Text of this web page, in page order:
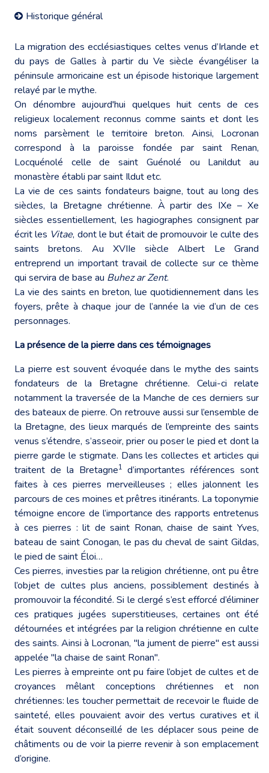
Historique général
La migration des ecclésiastiques celtes venus d’Irlande et
du pays de Galles à partir du Ve siècle évangéliser la
péninsule armoricaine est un épisode historique largement
relayé par le mythe.
On dénombre aujourd'hui quelques huit cents de ces
religieux localement reconnus comme saints et dont les
noms parsèment le territoire breton. Ainsi, Locronan
correspond à la paroisse fondée par saint Renan,
Locquénolé celle de saint Guénolé ou Lanildut au
monastère établi par saint Ildut etc.
La vie de ces saints fondateurs baigne, tout au long des
siècles, la Bretagne chrétienne. À partir des IXe – Xe
siècles essentiellement, les hagiographes consignent par
écrit les Vitae, dont le but était de promouvoir le culte des
saints bretons. Au XVIIe siècle Albert Le Grand
entreprend un important travail de collecte sur ce thème
qui servira de base au Buhez ar Zent.
La vie des saints en breton, lue quotidiennement dans les
foyers, prête à chaque jour de l’année la vie d’un de ces
personnages.
La présence de la pierre dans ces témoignages
La pierre est souvent évoquée dans le mythe des saints
fondateurs de la Bretagne chrétienne. Celui-ci relate
notamment la traversée de la Manche de ces derniers sur
des bateaux de pierre. On retrouve aussi sur l’ensemble de
la Bretagne, des lieux marqués de l’empreinte des saints
venus s’étendre, s’asseoir, prier ou poser le pied et dont la
pierre garde le stigmate. Dans les collectes et articles qui
traitent de la Bretagne1 d’importantes références sont
faites à ces pierres merveilleuses ; elles jalonnent les
parcours de ces moines et prêtres itinérants. La toponymie
témoigne encore de l’importance des rapports entretenus
à ces pierres : lit de saint Ronan, chaise de saint Yves,
bateau de saint Conogan, le pas du cheval de saint Gildas,
le pied de saint Éloi…
Ces pierres, investies par la religion chrétienne, ont pu être
l’objet de cultes plus anciens, possiblement destinés à
promouvoir la fécondité. Si le clergé s’est efforcé d’éliminer
ces pratiques jugées superstitieuses, certaines ont été
détournées et intégrées par la religion chrétienne en culte
des saints. Ainsi à Locronan, "la jument de pierre" est aussi
appelée "la chaise de saint Ronan".
Les pierres à empreinte ont pu faire l’objet de cultes et de
croyances mêlant conceptions chrétiennes et non
chrétiennes: les toucher permettait de recevoir le fluide de
sainteté, elles pouvaient avoir des vertus curatives et il
était souvent déconseillé de les déplacer sous peine de
châtiments ou de voir la pierre revenir à son emplacement
d’origine.